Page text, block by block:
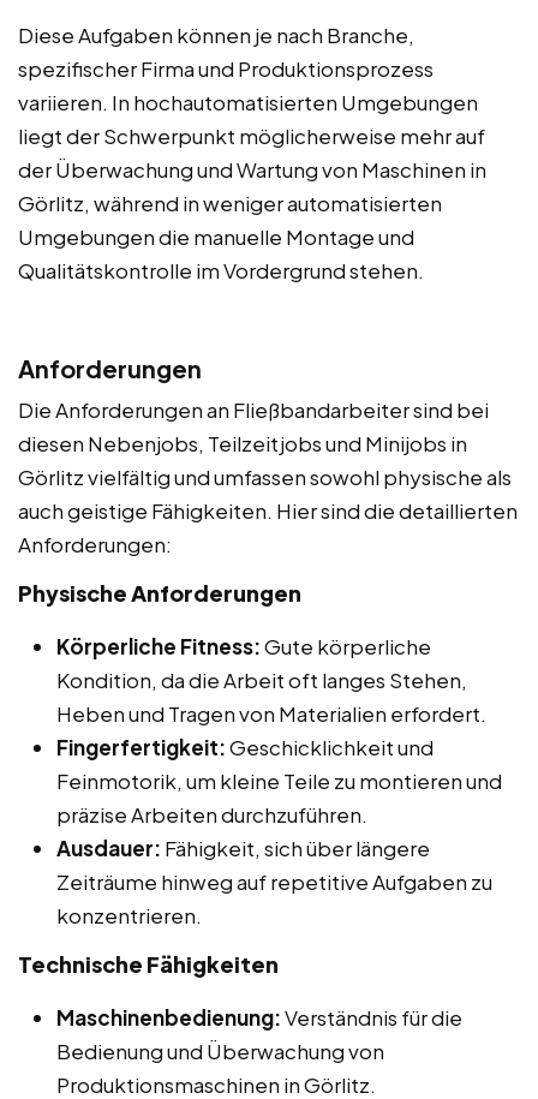
Diese Aufgaben können je nach Branche,
spezifischer Firma und Produktionsprozess
variieren. In hochautomatisierten Umgebungen
liegt der Schwerpunkt möglicherweise mehr auf
der Überwachung und Wartung von Maschinen in
Görlitz, während in weniger automatisierten
Umgebungen die manuelle Montage und
Qualitätskontrolle im Vordergrund stehen.
Anforderungen
Die Anforderungen an Fließbandarbeiter sind bei
diesen Nebenjobs, Teilzeitjobs und Minijobs in
Görlitz vielfältig und umfassen sowohl physische als
auch geistige Fähigkeiten. Hier sind die detaillierten
Anforderungen:
Physische Anforderungen
Körperliche Fitness:Gute körperliche
Kondition, da die Arbeit oft langes Stehen,
Heben und Tragen von Materialien erfordert.
Fingerfertigkeit:Geschicklichkeit und
Feinmotorik, um kleine Teile zu montieren und
präzise Arbeiten durchzuführen.
Ausdauer: Fähigkeit, sich über längere
Zeiträume hinweg auf repetitive Aufgaben zu
konzentrieren.
Technische Fähigkeiten
Maschinenbedienung:Verständnis für die
Bedienung und Überwachung von
Produktionsmaschinen in Görlitz.